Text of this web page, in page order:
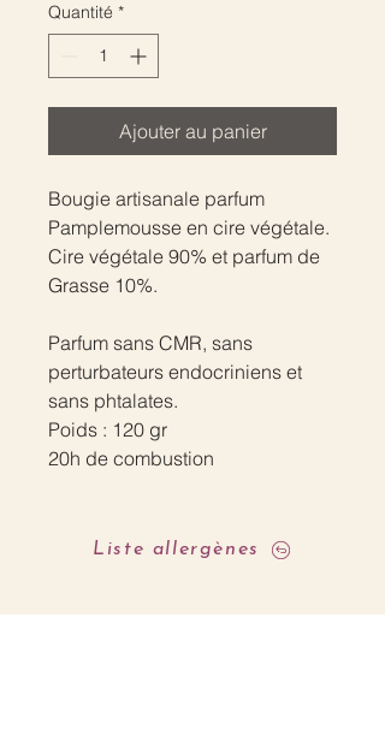
Quantité *
Ajouter au panier
Bougie artisanale parfum
Pamplemousse en cire végétale.
Cire végétale 90% et parfum de
Grasse 10%.
Parfum sans CMR, sans
perturbateurs endocriniens et
sans phtalates.
Poids : 120 gr
20h de combustion
Liste allergènes